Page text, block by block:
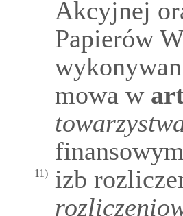
Akcyjnej
Papierów
mowa w
11)
izb